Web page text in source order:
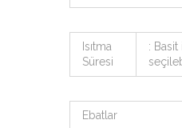
Isıtma
Süresi
:
Ebatlar